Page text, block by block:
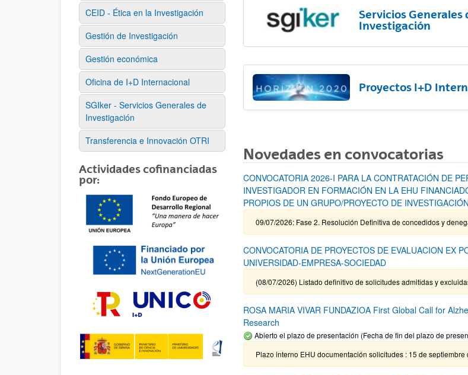
CEID - Ética en la Investigación
Gestión de Investigación
Gestión económica
Oficina de I+D Internacional
SGIker - Servicios Generales de
Investigación
Transferencia e Innovación OTRI
Actividades cofinanciadas
por:
Servicios Generales
Investigación
Proyectos I+D
Novedades en convocatorias
CONVOCATORIA 2026-I PARA LA CONTRATACIÓN DE
INVESTIGADOR EN FORMACIÓN EN LA EHU
PROPIOS DE UN GRUPO/PROYECTO DE INVESTIGACIÓN
09/07/2026: Fase 2. Resolución Definitiva de concedidos y
CONVOCATORIA DE PROYECTOS DE EVALUACION EX
UNIVERSIDAD-EMPRESA-SOCIEDAD
(08/07/2026) Listado definitivo de solicitudes admitidas y
ROSA MARIA VIVAR FUNDAZIOA First Global Call for
Research
Abierto el plazo de presentación (Fecha de fin del plazo de
Plazo interno EHU documentación solicitudes : 15 de septiembre